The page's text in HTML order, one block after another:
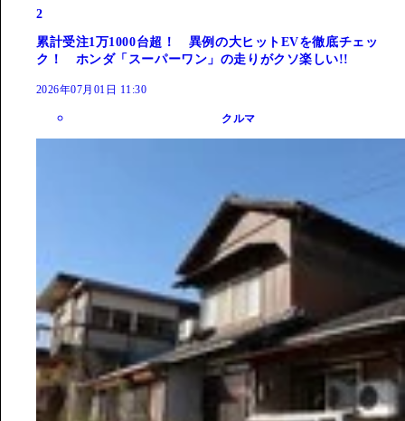
2
累計受注1万1000台超！ 異例の大ヒットEVを徹底チェッ
ク！ ホンダ「スーパーワン」の走りがクソ楽しい!!
2026年07月01日 11:30
クルマ